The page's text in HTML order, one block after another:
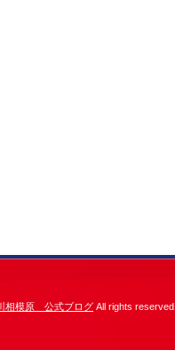
相模原 公式ブログ All rights reserved.